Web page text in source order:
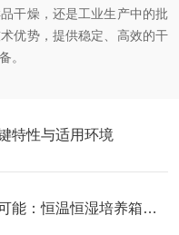
干燥，还是工业生产中的批
优势，提供稳定、高效的干
。
特性与适用环境
恒定环境，孕育无限可能：恒温恒湿培养箱，生命科学与工业研究的基石平台